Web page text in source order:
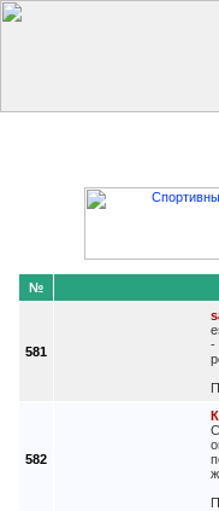
№
581
-
582